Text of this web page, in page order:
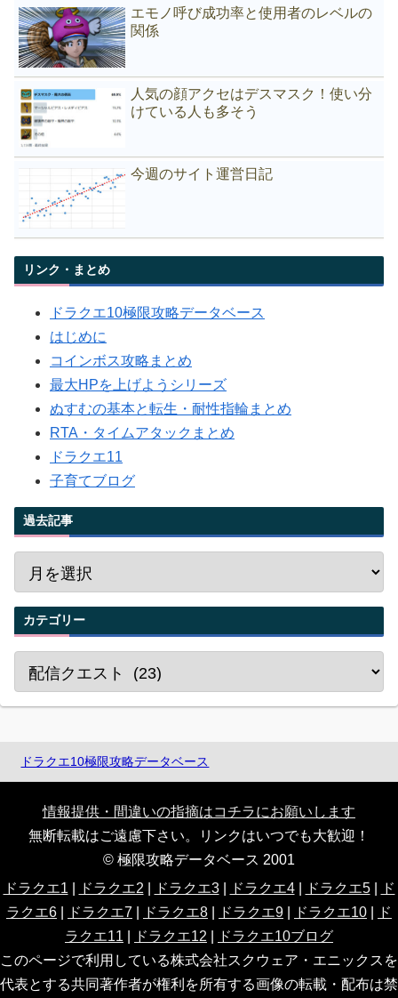
エモノ呼び成功率と使用者のレベルの
関係
人気の顔アクセはデスマスク！使い分
けている人も多そう
今週のサイト運営日記
リンク・まとめ
ドラクエ10極限攻略データベース
はじめに
コインボス攻略まとめ
最大HPを上げようシリーズ
ぬすむの基本と転生・耐性指輪まとめ
RTA・タイムアタックまとめ
ドラクエ11
子育てブログ
過去記事
カテゴリー
ドラクエ10極限攻略データベース
情報提供・間違いの指摘はコチラにお願いします
無断転載はご遠慮下さい。リンクはいつでも大歓迎！
© 極限攻略データベース 2001
ドラクエ1
ドラクエ2 ドラクエ3| ドラクエ4| ドラクエ5|
ド
ラクエ6
ドラクエ7 ドラクエ8 ドラクエ9 ドラクエ10
ド
ラクエ11
ドラクエ12
ドラクエ10ブログ
このページで利用している株式会社スクウェア・エニックスを
代表とする共同著作者が権利を所有する画像の転載・配布は禁